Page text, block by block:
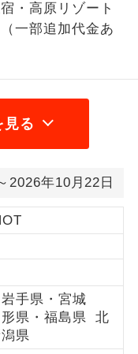
・高原リゾート
一部追加代金あ
見る
2026年10月22日
手県・宮城
県・福島県 北
潟県
参加いただけるコー
加いただけるコースで
いただけるコースで
に制限があるコース
なので、ご出発の計
す。
を指定したコースで